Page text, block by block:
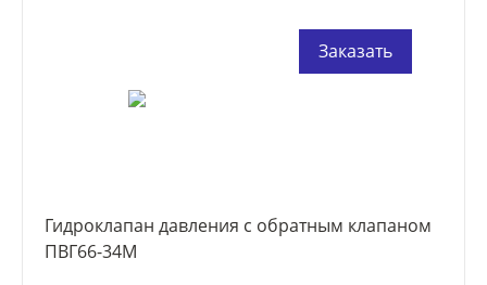
Заказать
Гидроклапан давления с обратным клапаном
ПВГ66-34М